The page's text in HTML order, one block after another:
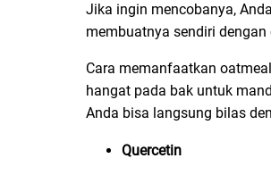
Jika ingin mencobanya,
membuatnya sendiri
Cara memanfaatkan
hangat pada bak untuk
Anda bisa langsung bilas
Quercetin